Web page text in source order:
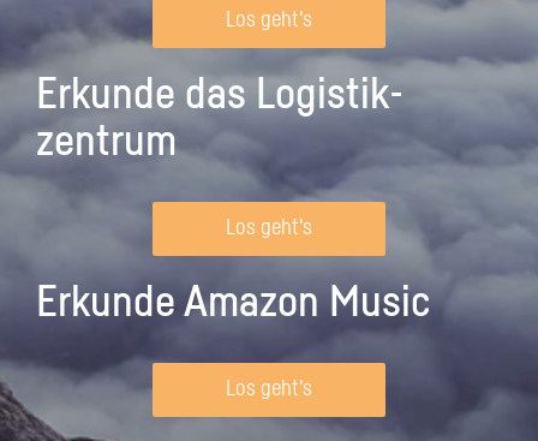
Los geht's
Erkunde das Logistik­
zentrum
Los geht's
Erkunde Amazon Music
Los geht's